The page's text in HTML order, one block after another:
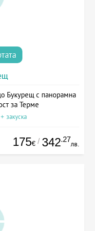
Букурещ с панорамна
за Терме
закуска
175€ / 342.27
лв.